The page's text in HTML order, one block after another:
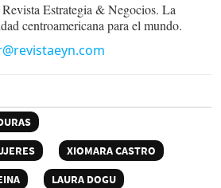
Estrategia & Negocios. La
centroamericana para el mundo.
XIOMARA CASTRO
LAURA DOGU